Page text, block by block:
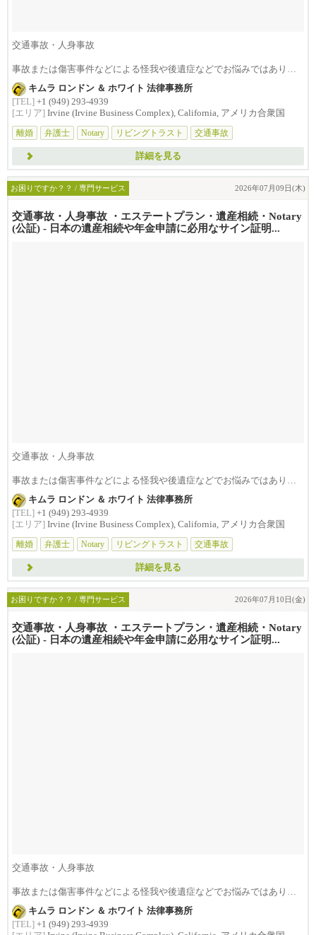
交通事故・人身事故
事故または傷害事件などによる怪我や後遺症などでお悩みではありま
せんか？損害賠償は治療費...
キムラ ロンドン ＆ ホワイト 法律事務所
[TEL] +1 (949) 293-4939
[エリア] Irvine (Irvine Business Complex), California, アメリカ合衆国
離婚
弁護士 Notary リビングトラスト 交通事故
詳細を見る
お困りですか？？ / 専門サービス 2026年07月09日(木)
交通事故・人身事故 ・エステートプラン・遺産相続・Notary
(公証) - 日本の遺産相続や年金申請に必用なサイン証明...
交通事故・人身事故
事故または傷害事件などによる怪我や後遺症などでお悩みではありま
せんか？損害賠償は治療費...
キムラ ロンドン ＆ ホワイト 法律事務所
[TEL] +1 (949) 293-4939
[エリア] Irvine (Irvine Business Complex), California, アメリカ合衆国
離婚
弁護士 Notary リビングトラスト 交通事故
詳細を見る
お困りですか？？ / 専門サービス 2026年07月10日(金)
交通事故・人身事故 ・エステートプラン・遺産相続・Notary
(公証) - 日本の遺産相続や年金申請に必用なサイン証明...
交通事故・人身事故
事故または傷害事件などによる怪我や後遺症などでお悩みではありま
せんか？損害賠償は治療費...
キムラ ロンドン ＆ ホワイト 法律事務所
[TEL] +1 (949) 293-4939